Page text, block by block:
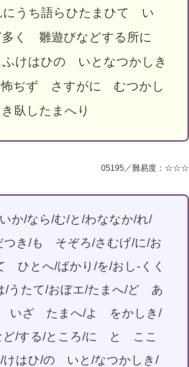
うち語らひたまひて い
く 雛遊びなどする所に
けはひの いとなつかしき
ぢず さすがに むつかし
臥したまへり
05195／難易度：☆☆☆
/なら/む/と/わななか/れ/
き/も そぞろ/さむげ/に/お
ひとへ/ばかり/を/おし-くく
たて/おぼエ/たまへ/ど あ
いざ たまへ/よ をかしき/
ど/する/ところ/に と ここ
けはひ/の いと/なつかしき/